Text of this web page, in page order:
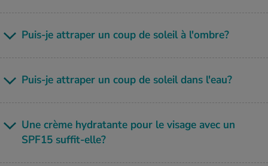
Puis-je attra­per un coup de soleil à l'ombre?
Puis-je attra­per un coup de soleil dans l'eau?
Une crème hydra­tante pour le visage avec un
SPF15 suf­fit-elle?